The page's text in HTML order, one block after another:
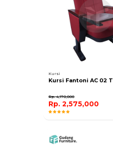
Kursi
Kursi Fantoni AC 02 T
Rp. 4,170,000
Rp. 2,575,000